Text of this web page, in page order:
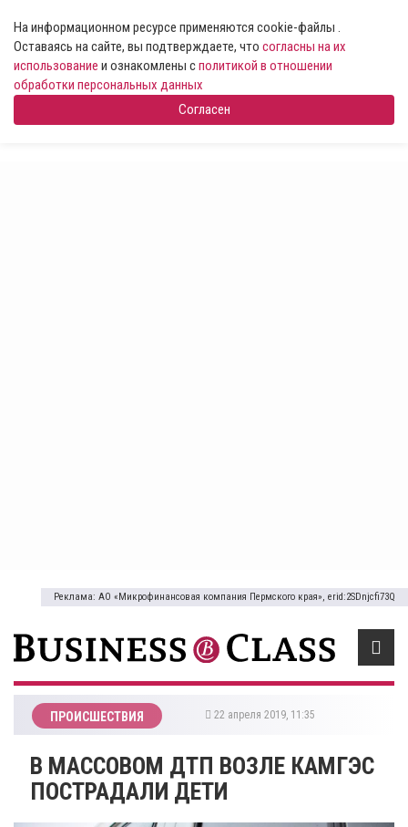
На информационном ресурсе применяются cookie-файлы .
Оставаясь на сайте, вы подтверждаете, что согласны на их
использование и ознакомлены сполитикой в отношении
обработки персональных данных
Согласен
Реклама: АО «Микрофинансовая компания Пермского края», erid:2SDnjcfi73Q
ПРОИСШЕСТВИЯ 22 апреля 2019, 11:35
В МАССОВОМ ДТП ВОЗЛЕ КАМГЭС
ПОСТРАДАЛИ ДЕТИ